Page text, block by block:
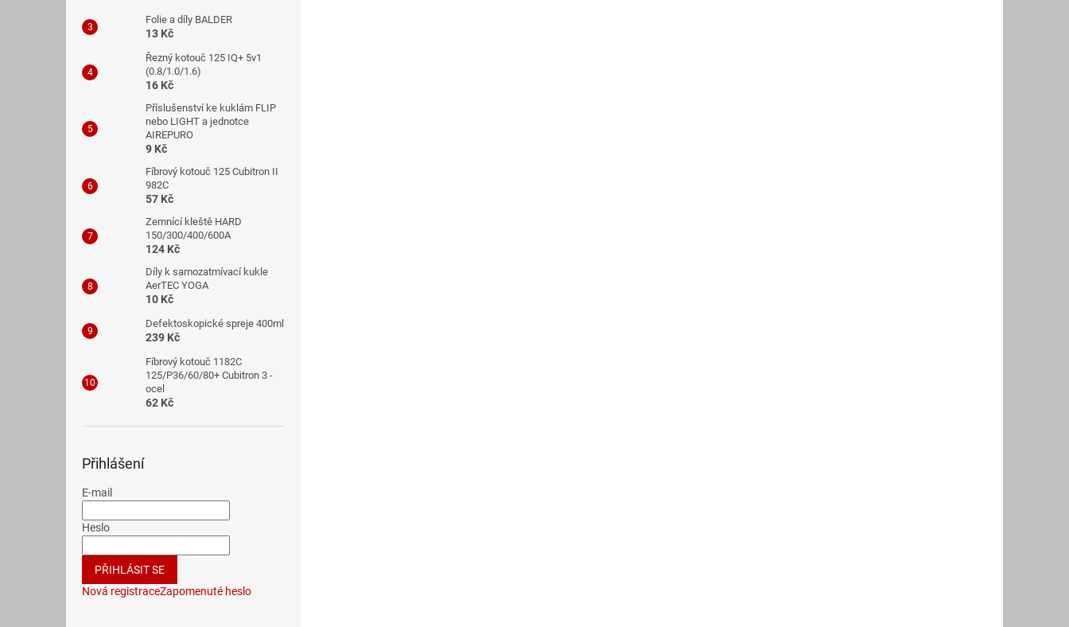
Folie a díly BALDER
13 Kč
Řezný kotouč 125 IQ+ 5v1
(0.8/1.0/1.6)
16 Kč
Příslušenství ke kuklám FLIP
nebo LIGHT a jednotce
AIREPURO
9 Kč
Fíbrový kotouč 125 Cubitron II
982C
57 Kč
Zemnící kleště HARD
150/300/400/600A
124 Kč
Díly k samozatmívací kukle
AerTEC YOGA
10 Kč
Defektoskopické spreje 400ml
239 Kč
Fíbrový kotouč 1182C
125/P36/60/80+ Cubitron 3 -
ocel
62 Kč
Přihlášení
E-mail
Heslo
PŘIHLÁSIT SE
Nová registraceZapomenuté heslo